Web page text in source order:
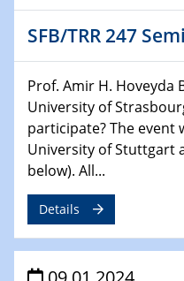
Chemie für die
Technische Chemie –
Chemie für die
30.01.2024
WIN & CENIDE
MATURE
31.01.2024
ICAN Nutzertreffen
SFB/TRR 247
Prof. Amir H. Hoveyda
University of Strasbourg,
participate? The event
University of Stuttgart
below). All...
Details